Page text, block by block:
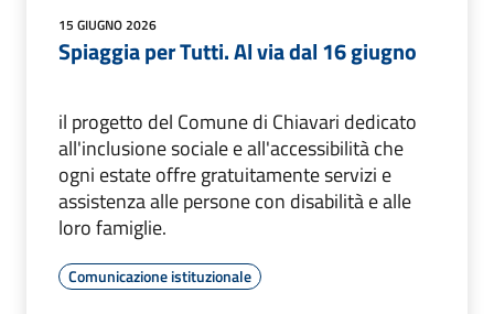
15 GIUGNO 2026
Spiaggia per Tutti. Al via dal 16 giugno
il progetto del Comune di Chiavari dedicato
all'inclusione sociale e all'accessibilità che
ogni estate offre gratuitamente servizi e
assistenza alle persone con disabilità e alle
loro famiglie.
Comunicazione istituzionale